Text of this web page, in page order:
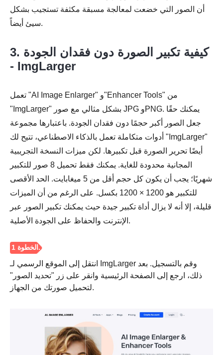
أن الصور التي خضعت لمعالجة مسبقة مكثفة تستجيب بشكل
سيئ أيضاً.
3. كيفية تكبير الصورة دون فقدان الجودة
- ImgLarger
تعمل "AI Image Enlarger" و"Enhancer Tools" من
"ImgLarger" بشكل مثالي مع صور JPG وPNG. يمكنك حقًا
جعل الصور أكبر حجمًا دون فقدان الجودة. باعتبارها مجموعة
أدوات متكاملة تعمل بالذكاء الاصطناعي، تتيح لك "ImgLarger"
أيضًا تحرير الصورة قبل تكبيرها. لكن ميزات النسخة التجريبية
المجانية محدودة للغاية. يمكنك فقط تحميل 8 صور للتكبير
شهريًا؛ يجب أن يكون كل حجم أقل من 5 ميغابايت. الحد الأقصى
للتكبير هو 1200 × 1200 بكسل. على الرغم من أن الميزات
قليلة، إلا أنه لا يزال أداة تكبير جيدة حيث يمكنك تكبير الصور عبر
الإنترنت والحفاظ على الجودة الأصلية.
انتقل إلى الموقع الرسمي لـ ImgLarger وقم بالتسجيل. بعد
ذلك، ارجع إلى الصفحة الرئيسية وانقر على زر "تحديد الصور"
لتحميل صورتك من الجهاز.